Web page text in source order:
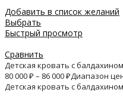
Добавить в список желаний
Выбрать
Быстрый просмотр
Сравнить
Детская кровать с
80 000₽ – 86 000₽Диапазон
Детская кровать с